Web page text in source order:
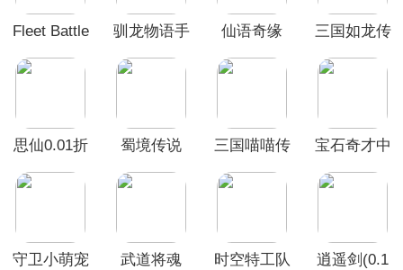
Fleet Battle
驯龙物语手
仙语奇缘
折放飞自
三国如龙传
倍代金买断
思仙0.01折
蜀境传说
三国喵喵传
宝石奇才中
守卫小萌宠
武道将魂
时空特工队
逍遥剑(0.1